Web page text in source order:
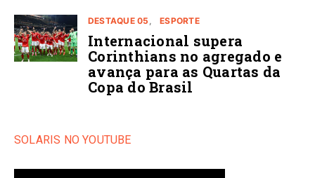
DESTAQUE 05 ESPORTE
Internacional supera
Corinthians no agregado e
avança para as Quartas da
Copa do Brasil
SOLARIS NO YOUTUBE